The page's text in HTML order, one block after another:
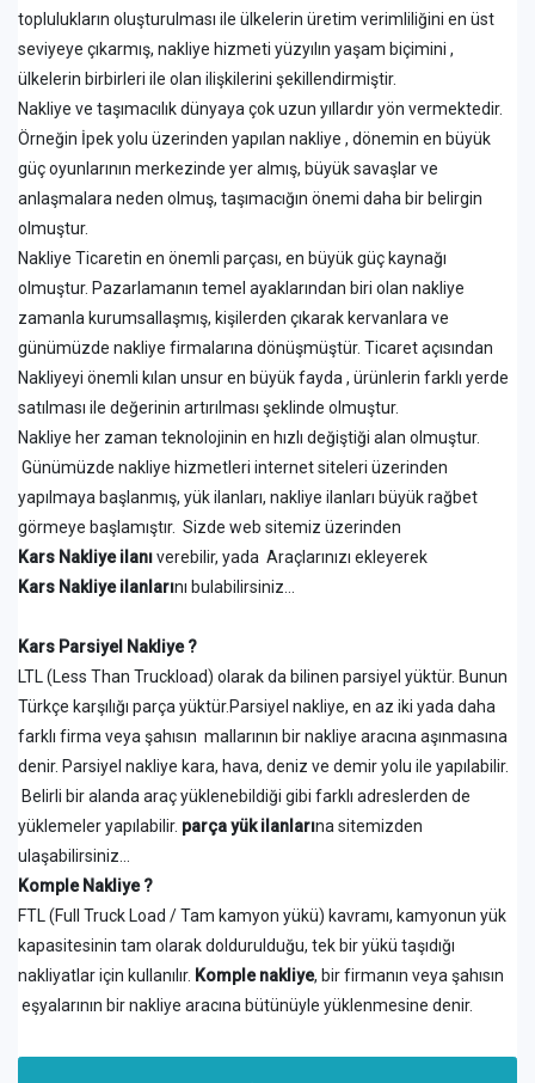
toplulukların oluşturulması ile ülkelerin üretim verimliliğini en üst
seviyeye çıkarmış, nakliye hizmeti yüzyılın yaşam biçimini ,
ülkelerin birbirleri ile olan ilişkilerini şekillendirmiştir.
Nakliye ve taşımacılık dünyaya çok uzun yıllardır yön vermektedir.
Örneğin İpek yolu üzerinden yapılan nakliye , dönemin en büyük
güç oyunlarının merkezinde yer almış, büyük savaşlar ve
anlaşmalara neden olmuş, taşımacığın önemi daha bir belirgin
olmuştur.
Nakliye Ticaretin en önemli parçası, en büyük güç kaynağı
olmuştur. Pazarlamanın temel ayaklarından biri olan nakliye
zamanla kurumsallaşmış, kişilerden çıkarak kervanlara ve
günümüzde nakliye firmalarına dönüşmüştür. Ticaret açısından
Nakliyeyi önemli kılan unsur en büyük fayda , ürünlerin farklı yerde
satılması ile değerinin artırılması şeklinde olmuştur.
Nakliye her zaman teknolojinin en hızlı değiştiği alan olmuştur.
Günümüzde nakliye hizmetleri internet siteleri üzerinden
yapılmaya başlanmış, yük ilanları, nakliye ilanları büyük rağbet
görmeye başlamıştır. Sizde web sitemiz üzerinden
Kars Nakliye ilanıverebilir, yada Araçlarınızı ekleyerek
Kars Nakliye ilanlarını bulabilirsiniz...
Kars Parsiyel Nakliye ?
LTL (Less Than Truckload) olarak da bilinen parsiyel yüktür. Bunun
Türkçe karşılığı parça yüktür.Parsiyel nakliye, en az iki yada daha
farklı firma veya şahısın mallarının bir nakliye aracına aşınmasına
denir. Parsiyel nakliye kara, hava, deniz ve demir yolu ile yapılabilir.
Belirli bir alanda araç yüklenebildiği gibi farklı adreslerden de
yüklemeler yapılabilir. parça yük ilanlarına sitemizden
ulaşabilirsiniz...
Komple Nakliye ?
FTL (Full Truck Load / Tam kamyon yükü) kavramı, kamyonun yük
kapasitesinin tam olarak doldurulduğu, tek bir yükü taşıdığı
nakliyatlar için kullanılır. Komple nakliye, bir firmanın veya şahısın
eşyalarının bir nakliye aracına bütünüyle yüklenmesine denir.